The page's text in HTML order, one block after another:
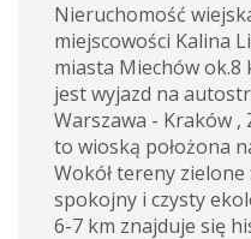
Nieruchomość
miejscowości Kalina
miasta Miechów ok.8
jest wyjazd na
Warszawa - Kraków ,
to wioską położona
Wokół tereny zielone
spokojny i czysty
6-7 km znajduje się